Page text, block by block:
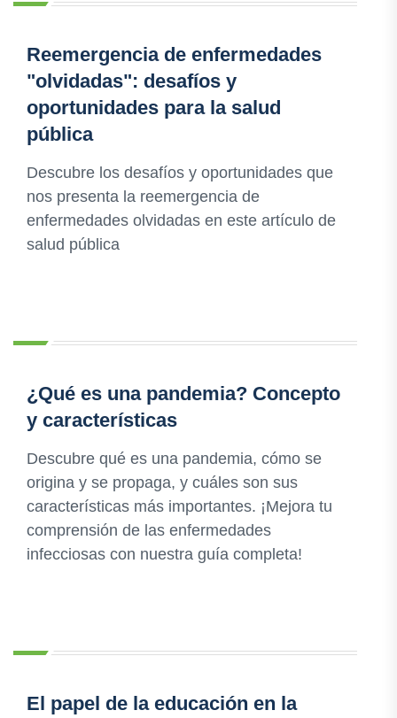
Reemergencia de enfermedades
"olvidadas": desafíos y
oportunidades para la salud
pública
Descubre los desafíos y oportunidades que
nos presenta la reemergencia de
enfermedades olvidadas en este artículo de
salud pública
¿Qué es una pandemia? Concepto
y características
Descubre qué es una pandemia, cómo se
origina y se propaga, y cuáles son sus
características más importantes. ¡Mejora tu
comprensión de las enfermedades
infecciosas con nuestra guía completa!
El papel de la educación en la